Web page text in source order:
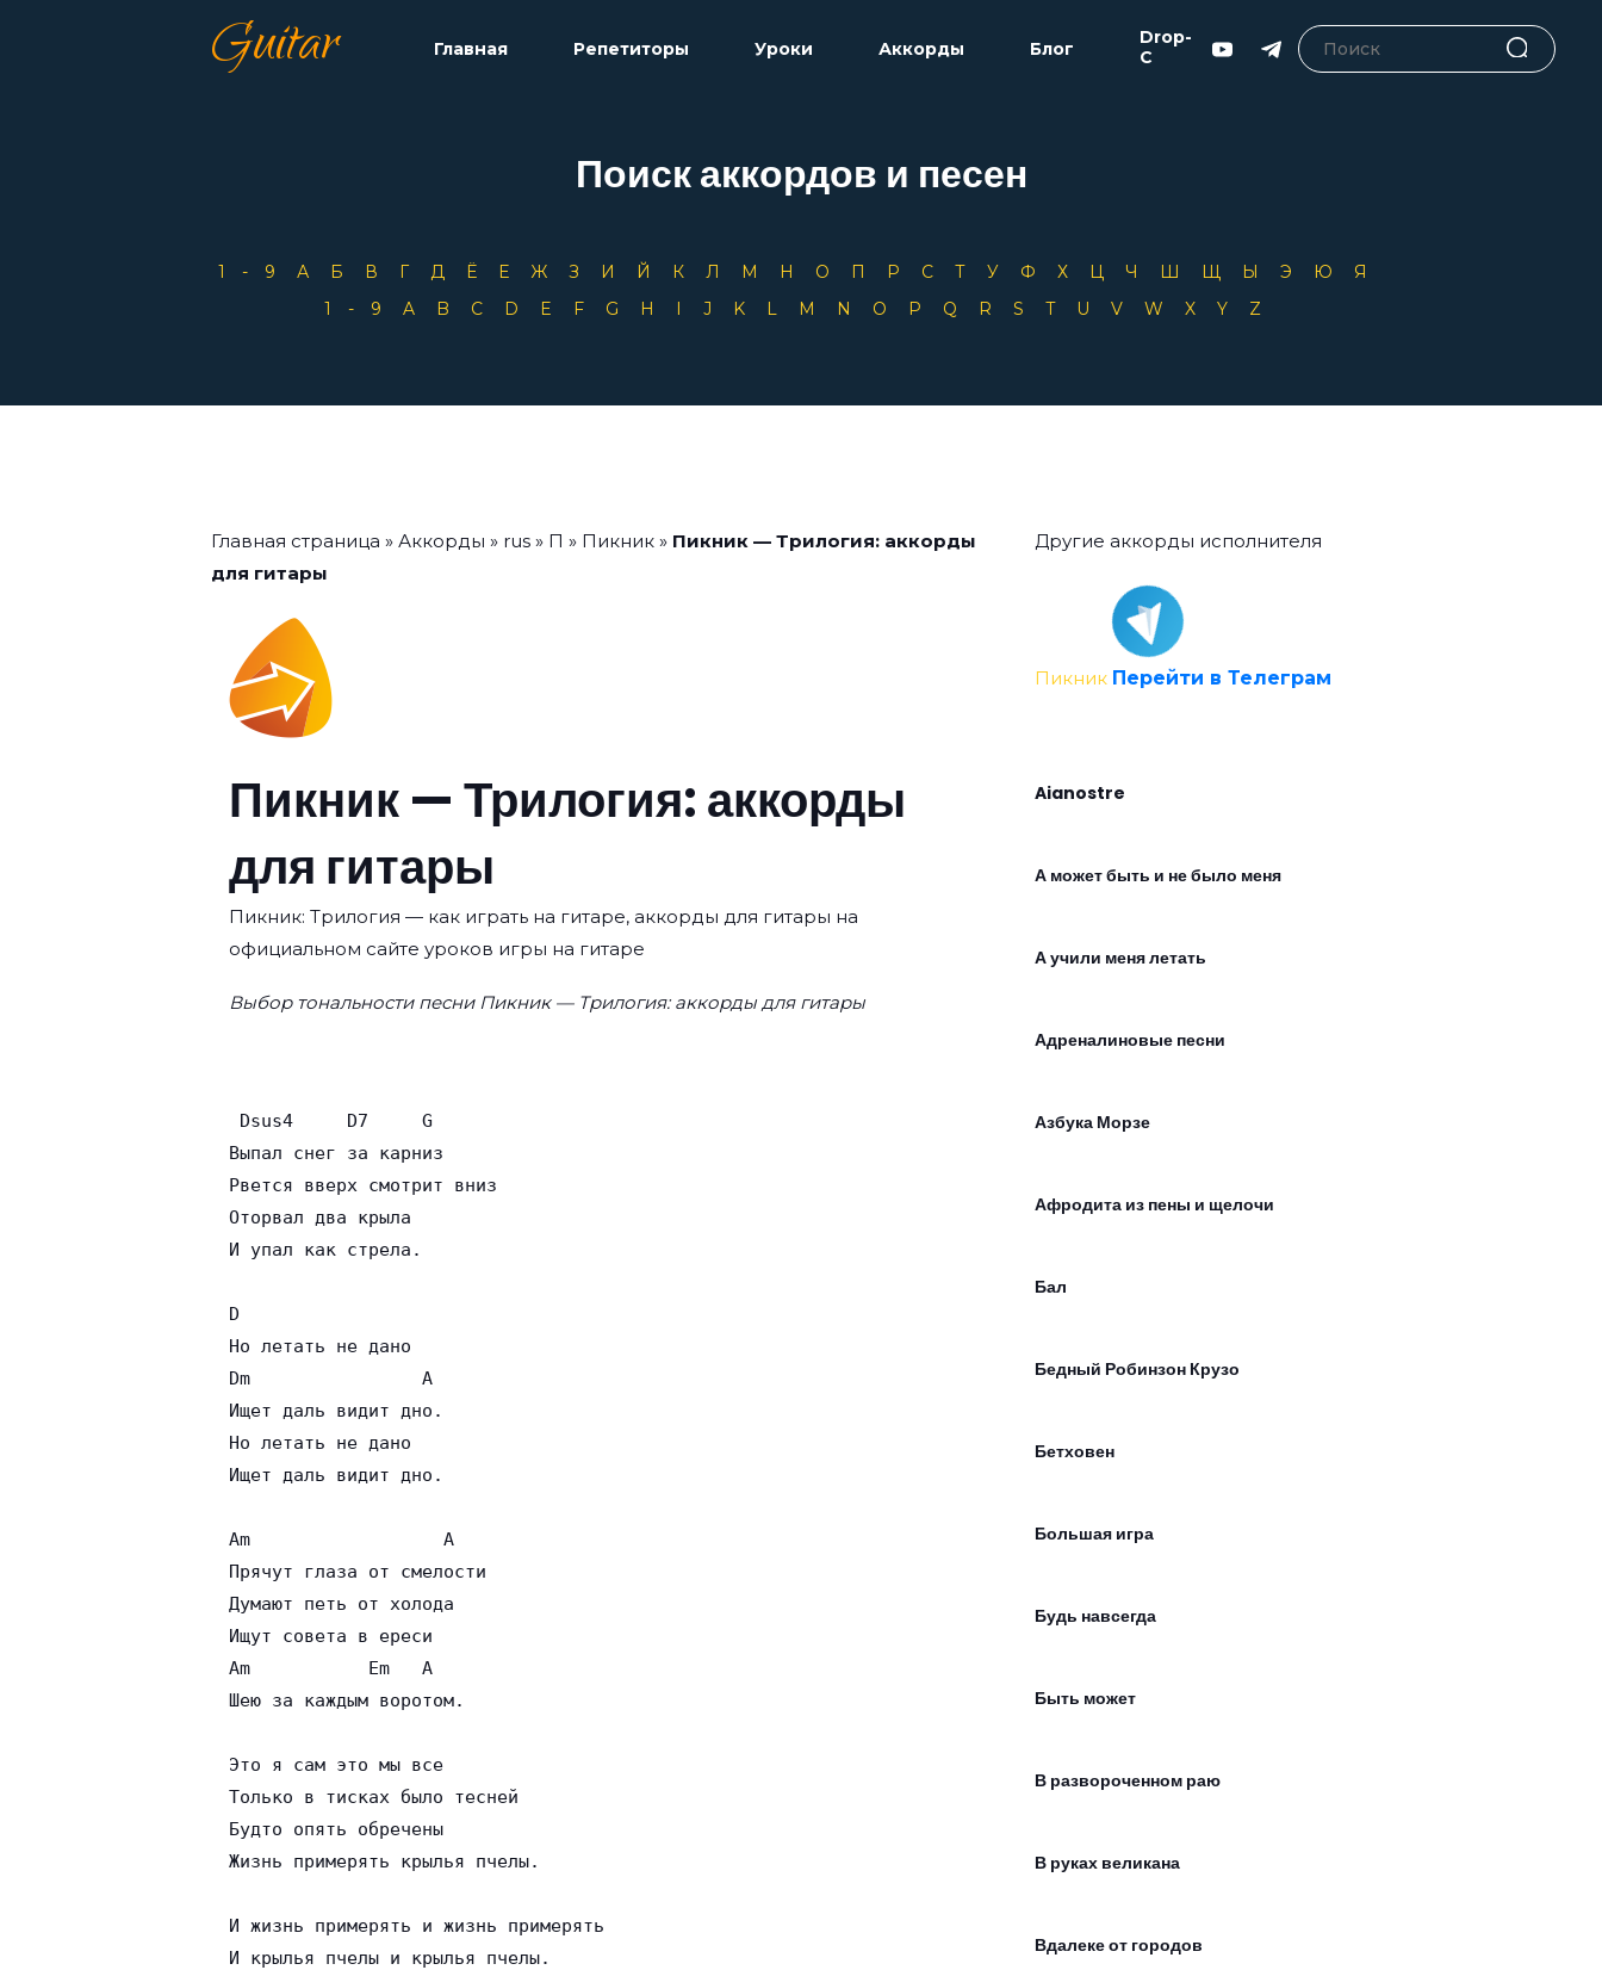
Guitar Главная Репетиторы Уроки Аккорды Блог
Drop-
C
Поиск аккордов и песен
1-9 А Б В Г Д Ё Е Ж З И Й К Л М Н О П Р С Т У Ф Х Ц Ч Ш Щ Ы Э Ю
Я
1-9
A B C D E F G H I J K L M N O P Q R S T U V W X Y Z
Главная страница » Аккорды » rus » П » Пикник » Пикник — Трилогия: аккорды
для гитары
Пикник — Трилогия: аккорды
для гитары
Пикник: Трилогия — как играть на гитаре, аккорды для гитары на
официальном сайте уроков игры на гитаре
Выбор тональности песни Пикник — Трилогия: аккорды для гитары
Dsus4     D7     G
Выпал снег за карниз
Рвется вверх смотрит вниз
Оторвал два крыла
И упал как стрела.
D
Но летать не дано
Dm                A
Ищет даль видит дно.
Но летать не дано
Ищет даль видит дно.
Am                  A
Прячут глаза от смелости
Думают петь от холода
Ищут совета в ереси
Am           Em   A
Шею за каждым воротом.
Это я сам это мы все
Только в тисках было тесней
Будто опять обречены
Жизнь примерять крылья пчелы.
И жизнь примерять и жизнь примерять
И крылья пчелы и крылья пчелы.
Другие аккорды исполнителя
Пикник Перейти в Телеграм
Aianostre
А может быть и не было меня
А учили меня летать
Адреналиновые песни
Азбука Морзе
Афродита из пены и щелочи
Бал
Бедный Робинзон Крузо
Бетховен
Большая игра
Будь навсегда
Быть может
В развороченном раю
В руках великана
Вдалеке от городов